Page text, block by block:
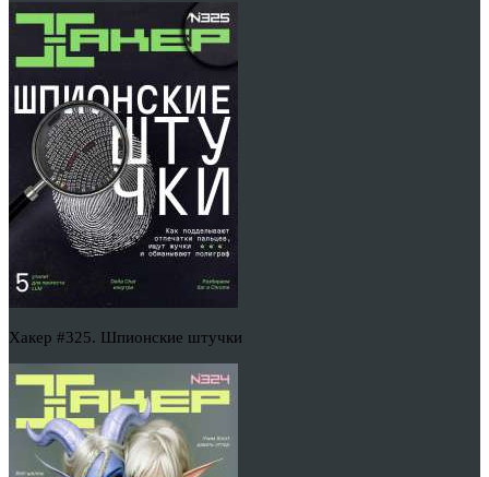
Хакер #325. Шпионские штучки